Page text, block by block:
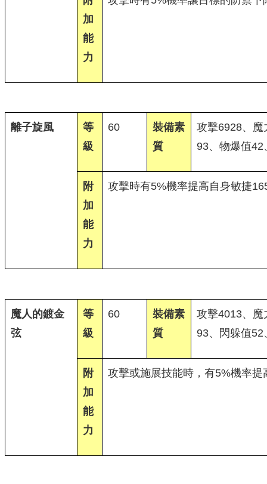
加
能
力
離子旋風
等
級
60
裝備素
質
攻擊6928、魔
93、物爆值42
附
加
能
力
攻擊時有5%機率提高自身敏捷
魔人的鍍金
弦
等
級
60
裝備素
質
攻擊4013、魔
93、閃躲值52
附
加
能
力
攻擊或施展技能時，有5%機率